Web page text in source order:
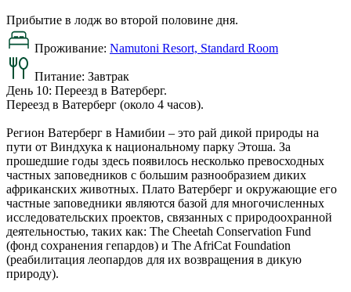
Прибытие в лодж во второй половине дня.
Проживание: Namutoni Resort, Standard Room
Питание: Завтрак
День 10: Переезд в Ватерберг.
Переезд в Ватерберг (около 4 часов).
Регион Ватерберг в Намибии – это рай дикой природы на
пути от Виндхука к национальному парку Этоша. За
прошедшие годы здесь появилось несколько превосходных
частных заповедников с большим разнообразием диких
африканских животных. Плато Ватерберг и окружающие его
частные заповедники являются базой для многочисленных
исследовательских проектов, связанных с природоохранной
деятельностью, таких как: The Cheetah Conservation Fund
(фонд сохранения гепардов) и The AfriCat Foundation
(реабилитация леопардов для их возвращения в дикую
природу).